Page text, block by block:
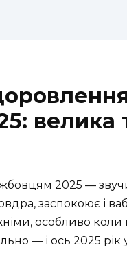
велика
2025 —
заспокоює і
особливо
— і ось 2025 рік